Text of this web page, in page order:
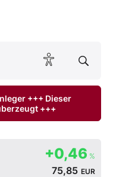
+++ Dieser
+++
+0,46 %
75,85 EUR